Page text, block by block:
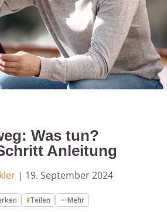
Was tun?
Anleitung
| 19. September 2024
Teilen Mehr